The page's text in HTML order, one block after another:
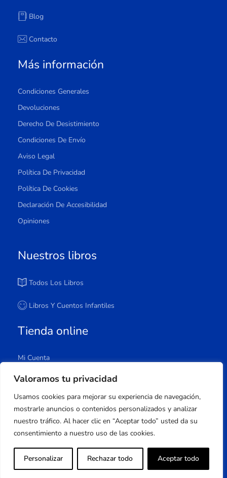
Valoramos tu privacidad
Usamos cookies para mejorar su experiencia de navegación,
mostrarle anuncios o contenidos personalizados y analizar
nuestro tráfico. Al hacer clic en “Aceptar todo” usted da su
consentimiento a nuestro uso de las cookies.
Personalizar Rechazar todo Aceptar todo
Blog
Contacto
Más información
Condiciones Generales
Devoluciones
Derecho De Desistimiento
Condiciones De Envío
Aviso Legal
Política De Privacidad
Política De Cookies
Declaración De Accesibilidad
Opiniones
Nuestros libros
Todos Los Libros
Libros Y Cuentos Infantiles
Tienda online
Mi Cuenta
Carrito
Lista De Deseos
Copyright © 2023 Apuleyo Ediciones | Desarrollo